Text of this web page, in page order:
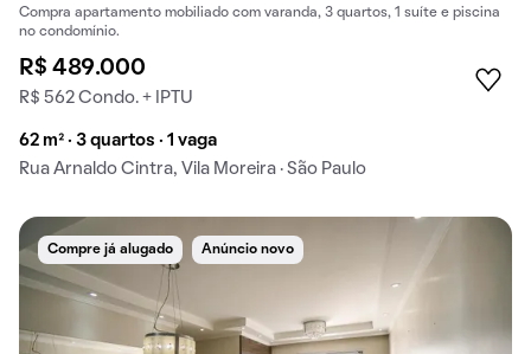
Compra apartamento mobiliado com varanda, 3 quartos, 1 suíte e piscina
no condomínio.
R$ 489.000
R$ 562 Condo. + IPTU
62 m² · 3 quartos · 1 vaga
Rua Arnaldo Cintra, Vila Moreira · São Paulo
Compre já alugado Anúncio novo